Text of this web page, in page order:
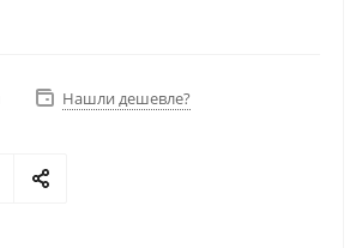
3050 6Гб, Память DDR4 32Gb,
Нашли дешевле?